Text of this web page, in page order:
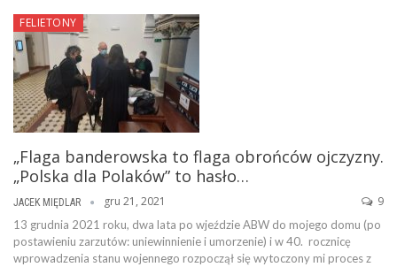
FELIETONY
„Flaga banderowska to flaga obrońców ojczyzny.
„Polska dla Polaków” to hasło…
JACEK MIĘDLAR gru 21, 2021 9
13 grudnia 2021 roku, dwa lata po wjeździe ABW do mojego domu (po
postawieniu zarzutów: uniewinnienie i umorzenie) i w 40. rocznicę
wprowadzenia stanu wojennego rozpoczął się wytoczony mi proces z